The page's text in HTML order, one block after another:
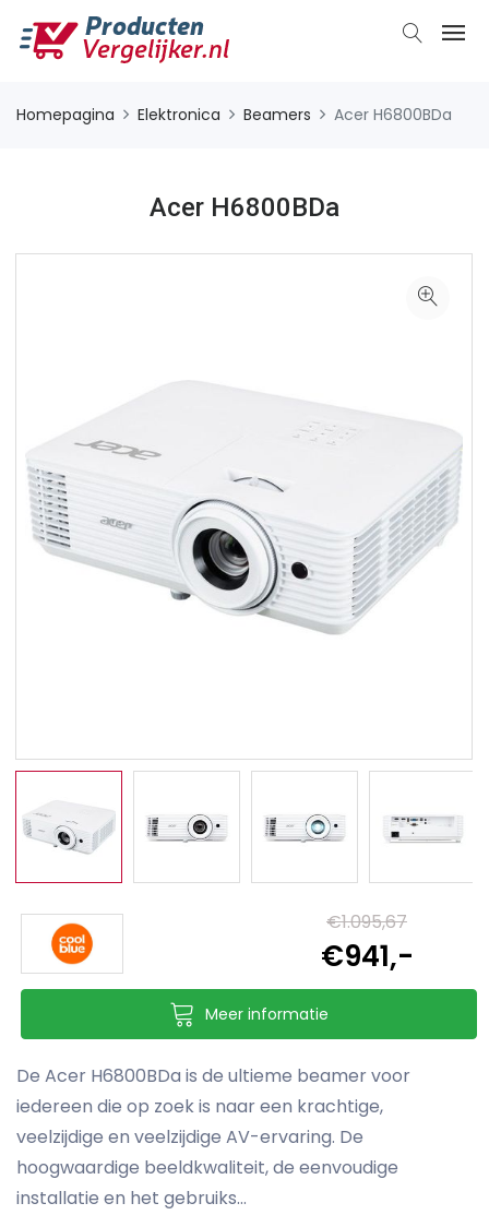
Homepagina Elektronica Beamers Acer H6800BDa
Acer H6800BDa
€1.095,67
€941,-
Meer informatie
De Acer H6800BDa is de ultieme beamer voor
iedereen die op zoek is naar een krachtige,
veelzijdige en veelzijdige AV-ervaring. De
hoogwaardige beeldkwaliteit, de eenvoudige
installatie en het gebruiks...